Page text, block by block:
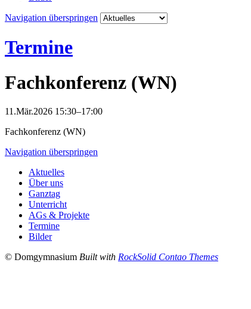
Navigation überspringen
Termine
Fachkonferenz (WN)
11.Mär.2026 15:30–17:00
Fachkonferenz (WN)
Navigation überspringen
Aktuelles
Über uns
Ganztag
Unterricht
AGs & Projekte
Termine
Bilder
© Domgymnasium Built with RockSolid Contao Themes